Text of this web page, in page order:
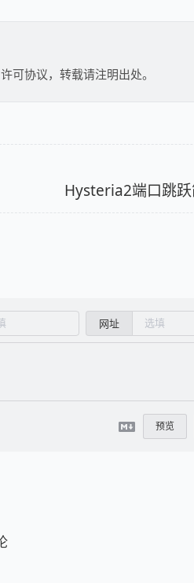
许可协议，转载请注明出处。
Hysteria2端口跳
网址
预览